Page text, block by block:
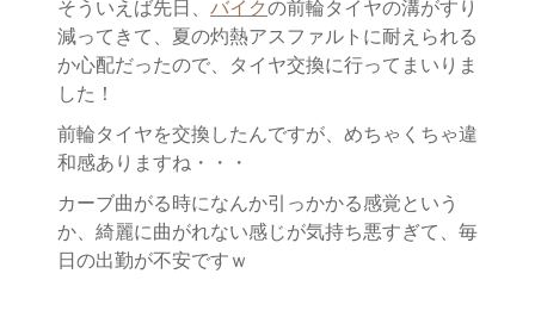
そういえば先日、 バイクの前輪タイヤの溝がすり
減ってきて、夏の灼熱アスファルトに耐えられる
か心配だったので、タイヤ交換に行ってまいりま
した！
前輪タイヤを交換したんですが、めちゃくちゃ違
和感ありますね・・・
カーブ曲がる時になんか引っかかる感覚という
か、綺麗に曲がれない感じが気持ち悪すぎて、毎
日の出勤が不安ですｗ